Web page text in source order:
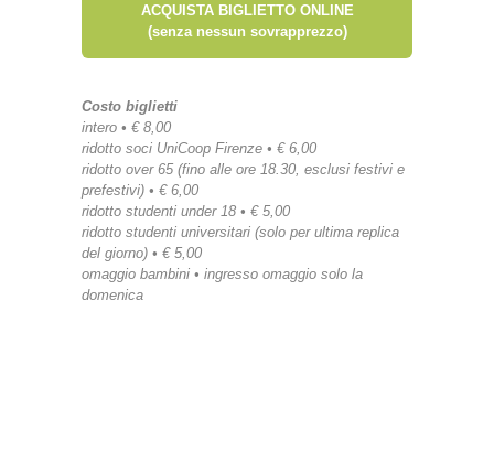
ACQUISTA BIGLIETTO ONLINE
(senza nessun sovrapprezzo)
Costo biglietti
intero • € 8,00
ridotto soci UniCoop Firenze • € 6,00
ridotto over 65 (fino alle ore 18.30, esclusi festivi e
prefestivi) • € 6,00
ridotto studenti under 18 • € 5,00
ridotto studenti universitari (solo per ultima replica
del giorno) • € 5,00
omaggio bambini • ingresso omaggio solo la
domenica